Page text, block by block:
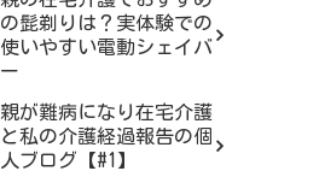
の髭剃りは？実体験での
使いやすい電動シェイバ
ー
親が難病になり在宅介護
と私の介護経過報告の個
人ブログ【#1】